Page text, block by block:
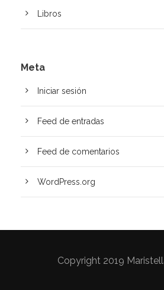
Libros
Meta
Iniciar sesión
Feed de entradas
Feed de comentarios
WordPress.org
Copyright 2019